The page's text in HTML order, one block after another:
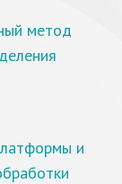
метод
и